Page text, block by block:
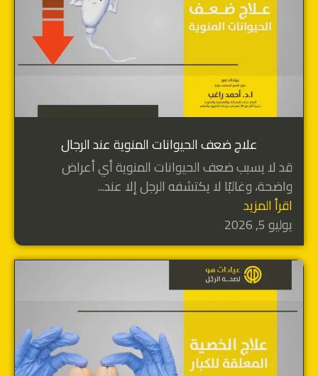
علاج ضعف الحيوانات المنوية عند الرجال
قد لا يسبب ضعف الحيوانات المنوية أي أعراض
واضحة، وغالبًا لا يكتشفه الرجل إلا عند...
اقرأ المزيد
يوليو 5, 2026